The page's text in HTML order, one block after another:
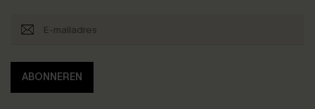
ABONNEREN